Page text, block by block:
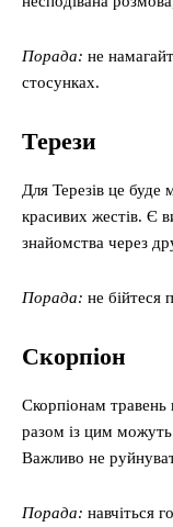
Порада: не
стосунках.
Терези
Для Терезів це буде
красивих жестів. Є
знайомства через
Порада: не бійтеся
Скорпіон
Скорпіонам травень
разом із цим можуть
Важливо не
Порада: навчіться